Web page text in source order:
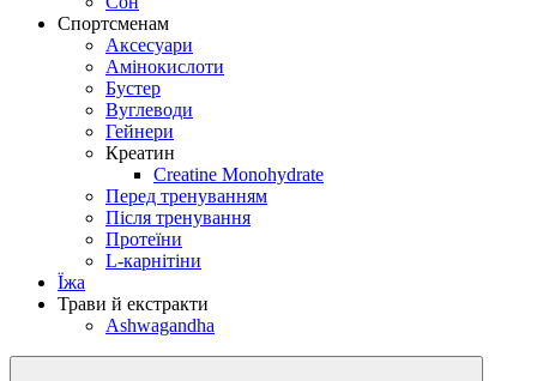
Спортсменам
Аксесуари
Амінокислоти
Бустер
Вуглеводи
Гейнери
Креатин
Creatine Monohydrate
Перед тренуванням
Після тренування
Протеїни
L-карнітіни
Їжа
Трави й екстракти
Ashwagandha